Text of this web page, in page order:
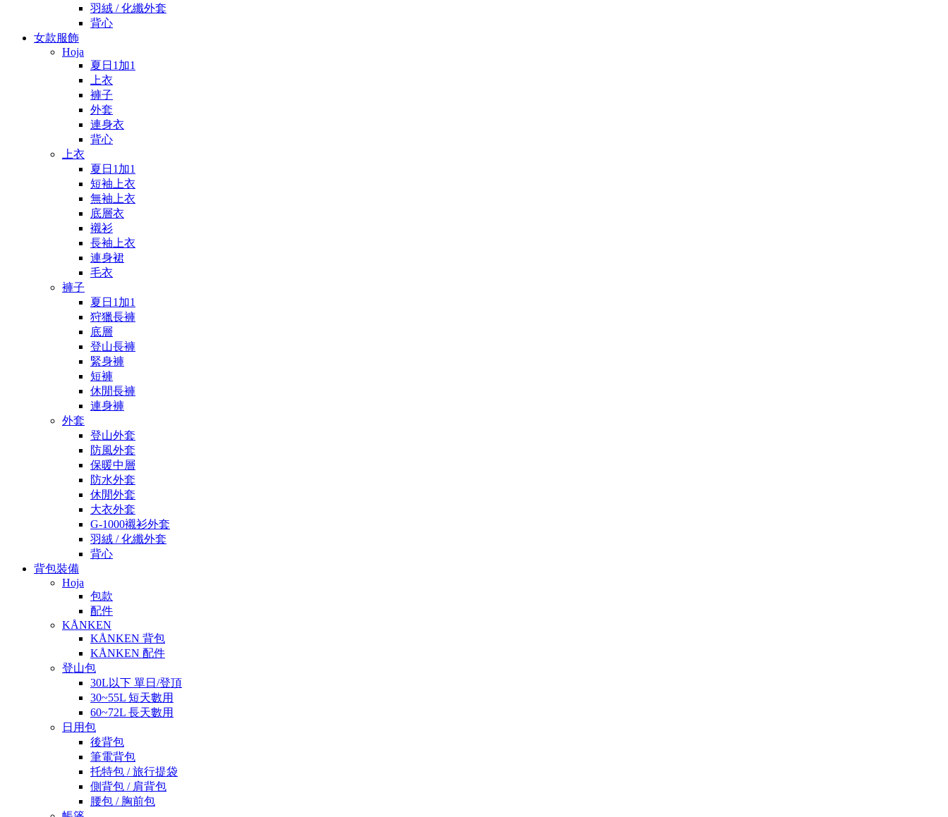
羽絨 / 化纖外套
背心
女款服飾
Hoja
夏日1加1
上衣
褲子
外套
連身衣
背心
上衣
夏日1加1
短袖上衣
無袖上衣
底層衣
襯衫
長袖上衣
連身裙
毛衣
褲子
夏日1加1
狩獵長褲
底層
登山長褲
緊身褲
短褲
休閒長褲
連身褲
外套
登山外套
防風外套
保暖中層
防水外套
休閒外套
大衣外套
G-1000襯衫外套
羽絨 / 化纖外套
背心
背包裝備
Hoja
包款
配件
KÅNKEN
KÅNKEN 背包
KÅNKEN 配件
登山包
30L以下 單日/登頂
30~55L 短天數用
60~72L 長天數用
日用包
後背包
筆電背包
托特包 / 旅行提袋
側背包 / 肩背包
腰包 / 胸前包